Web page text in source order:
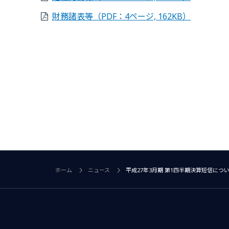
財務諸表等 （PDF：4ページ, 162KB）
ホーム ニュース 平成27年3月期 第1四半期決算短信につ